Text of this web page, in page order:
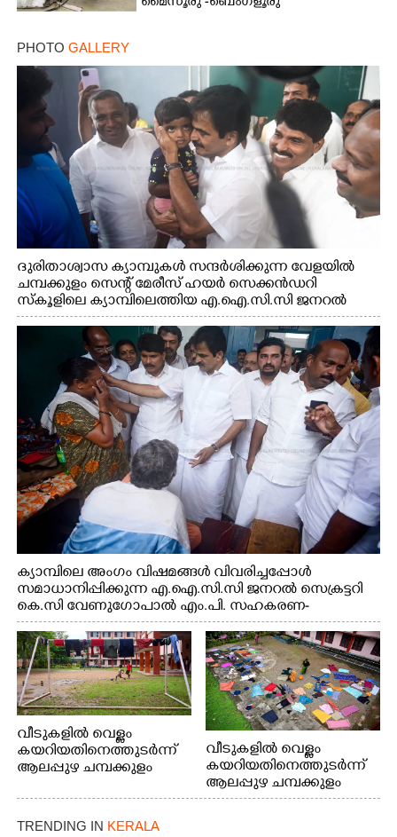
PHOTO GALLERY
ദുരിതാശ്വാസ ക്യാമ്പുകൾ സന്ദർശിക്കുന്ന വേളയിൽ
ചമ്പക്കുളം സെന്റ് മേരീസ് ഹയർ സെക്കൻഡറി
സ്കൂളിലെ ക്യാമ്പിലെത്തിയ എ.ഐ.സി.സി ജനറൽ
സെക്രട്ടറി കെ.സി വേണുഗോപാൽ എം.പി കുരുന്നിനെ
എടുത്ത് ലാളിച്ചപ്പോൾ. സഹകരണ-എക്സൈസ്
വകുപ്പ് മന്ത്രി എം. ലിജു, കൃഷിവകുപ്പ് മന്ത്രി ടി. സിദ്ദിഖ്,
റെജി ചെറിയാൻ എം. എൽ. എ എന്നിവർ സമീപം
ക്യാമ്പിലെ അംഗം വിഷമങ്ങൾ വിവരിച്ചപ്പോൾ
സമാധാനിപ്പിക്കുന്ന എ.ഐ.സി.സി ജനറൽ സെക്രട്ടറി
കെ.സി വേണുഗോപാൽ എം.പി. സഹകരണ-
എക്സൈസ് വകുപ്പ് മന്ത്രി എം. ലിജു, എന്നിവർ
വീടുകളിൽ വെള്ളം
കയറിയതിനെത്തുടർന്ന്
ആലപ്പുഴ ചമ്പക്കുളം
പോരൂക്കര സെൻട്രൽ
സ്കൂളിലെ ദുരിതാശ്വാസ
വീടുകളിൽ വെള്ളം
കയറിയതിനെത്തുടർന്ന്
ആലപ്പുഴ ചമ്പക്കുളം
ഫാദർ തോമസ്
TRENDING IN KERALA